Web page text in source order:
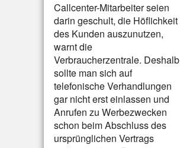
Callcenter-Mitarbeiter seien
darin geschult, die Höflichkeit
des Kunden auszunutzen,
warnt die
Verbraucherzentrale. Deshalb
sollte man sich auf
telefonische Verhandlungen
gar nicht erst einlassen und
Anrufen zu Werbezwecken
schon beim Abschluss des
ursprünglichen Vertrags